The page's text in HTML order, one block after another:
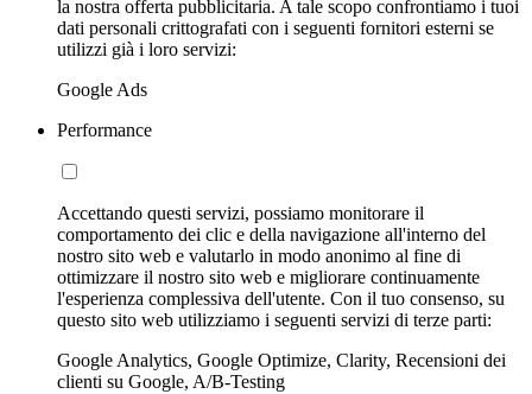
la nostra offerta pubblicitaria. A tale scopo confrontiamo i tuoi
dati personali crittografati con i seguenti fornitori esterni se
utilizzi già i loro servizi:
Google Ads
Performance
Accettando questi servizi, possiamo monitorare il
comportamento dei clic e della navigazione all'interno del
nostro sito web e valutarlo in modo anonimo al fine di
ottimizzare il nostro sito web e migliorare continuamente
l'esperienza complessiva dell'utente. Con il tuo consenso, su
questo sito web utilizziamo i seguenti servizi di terze parti:
Google Analytics, Google Optimize, Clarity, Recensioni dei
clienti su Google, A/B-Testing